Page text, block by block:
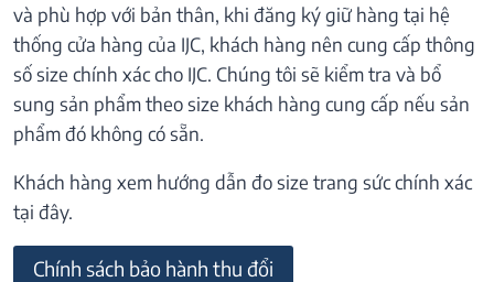
và phù hợp với bản thân, khi đăng ký giữ hàng tại hệ
thống cửa hàng của IJC, khách hàng nên cung cấp thông
số size chính xác cho IJC. Chúng tôi sẽ kiểm tra và bổ
sung sản phẩm theo size khách hàng cung cấp nếu sản
phẩm đó không có sẵn.
Khách hàng xem hướng dẫn đo size trang sức chính xác
tại đây.
Chính sách bảo hành thu đổi